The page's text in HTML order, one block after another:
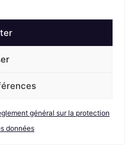
général sur la protection
données